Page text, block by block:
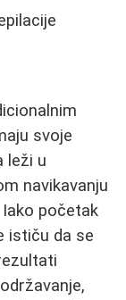
svoje
leži u
navikavanju
početak
ističu da se